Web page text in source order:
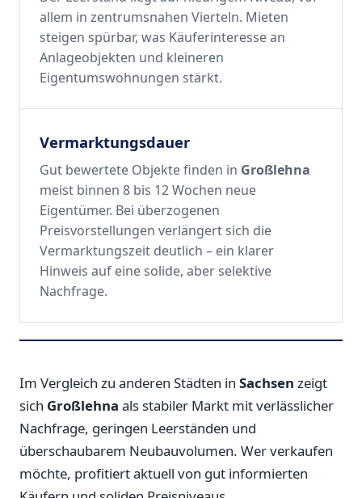
allem in zentrumsnahen Vierteln. Mieten
steigen spürbar, was Käuferinteresse an
Anlageobjekten und kleineren
Eigentumswohnungen stärkt.
Vermarktungsdauer
Gut bewertete Objekte finden in Großlehna
meist binnen 8 bis 12 Wochen neue
Eigentümer. Bei überzogenen
Preisvorstellungen verlängert sich die
Vermarktungszeit deutlich – ein klarer
Hinweis auf eine solide, aber selektive
Nachfrage.
Im Vergleich zu anderen Städten in Sachsen zeigt
sich Großlehna als stabiler Markt mit verlässlicher
Nachfrage, geringen Leerständen und
überschaubarem Neubauvolumen. Wer verkaufen
möchte, profitiert aktuell von gut informierten